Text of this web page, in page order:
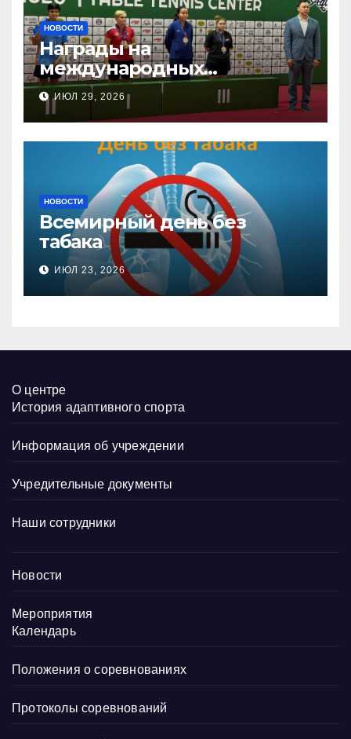
НОВОСТИ
Награды на
международных
соревнованиях
настольного тенниса ПОДА
ИЮЛ 29, 2026
НОВОСТИ
Всемирный день без
табака
ИЮЛ 23, 2026
О центре
История адаптивного спорта
Информация об учреждении
Учредительные документы
Наши сотрудники
Новости
Мероприятия
Календарь
Положения о соревнованиях
Протоколы соревнований